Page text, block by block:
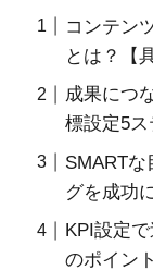
コンテン
とは？【
成果につ
標設定5
SMART
グを成功
KPI設定
のポイント